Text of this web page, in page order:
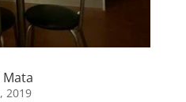
Mata
2019